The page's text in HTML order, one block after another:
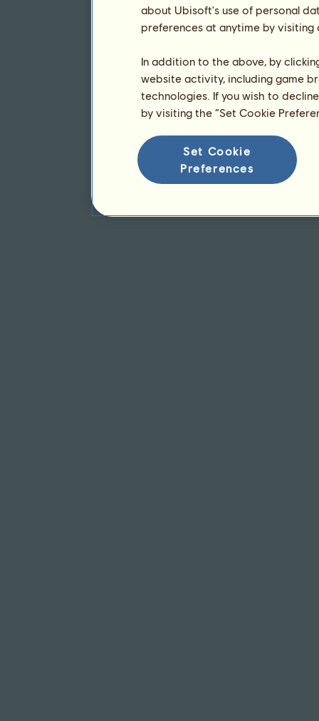
about Ubisoft's use of personal
preferences at anytime by
In addition to the above, by
website activity, including game
technologies. If you wish to
by visiting the “Set Cookie
Set Cookie
Preferences